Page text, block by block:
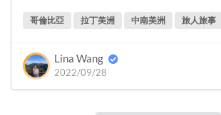
哥倫比亞 拉丁美洲 中南美洲 旅人旅事
Lina Wang
2022/09/28